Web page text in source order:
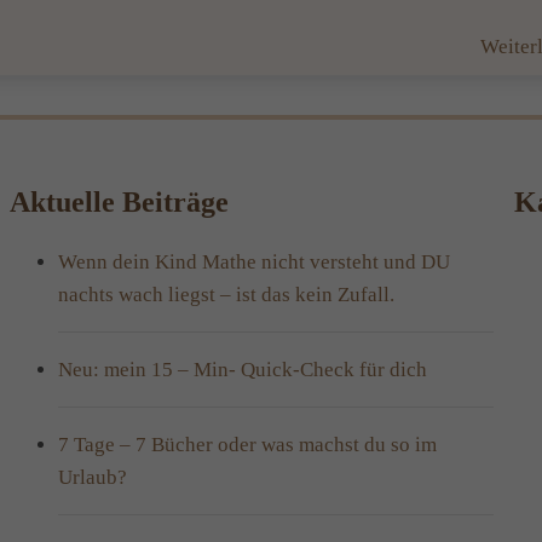
Aktuelle Beiträge
Wenn dein Kind Mathe nicht versteht und DU
nachts wach liegst – ist das kein Zufall.
Neu: mein 15 – Min- Quick-Check für dich
7 Tage – 7 Bücher oder was machst du so im
Urlaub?